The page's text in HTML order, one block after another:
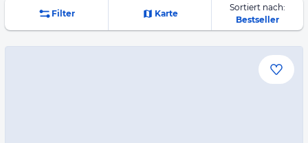
Filter Karte
Sortiert nach:
Bestseller